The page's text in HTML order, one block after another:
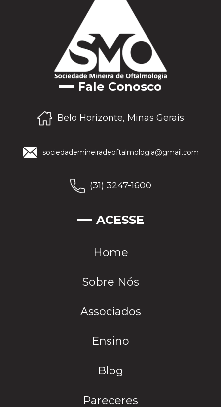
Fale Conosco
Belo Horizonte, Minas Gerais
sociedademineiradeoftalmologia@gmail.com
(31) 3247-1600
ACESSE
Home
Sobre Nós
Associados
Ensino
Blog
Pareceres